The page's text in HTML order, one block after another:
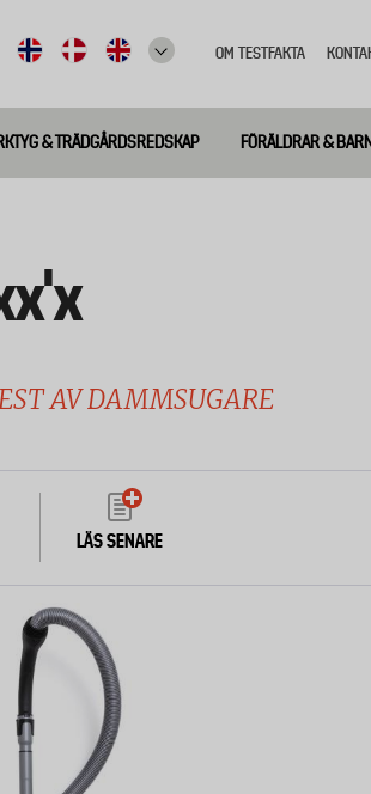
meny
OM TESTFAKTA
& TRÄDGÅRDSREDSKAP FÖRÄLDRAR & BARN
AV DAMMSUGARE
LÄS SENARE